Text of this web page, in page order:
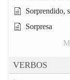
Sorprendido,
Sorpresa
VERBOS